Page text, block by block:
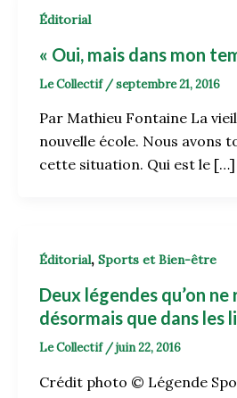
Éditorial
« Oui, mais dans mon
Le Collectif /septembre 21, 2016
Par Mathieu Fontaine La
nouvelle école. Nous avons
cette situation. Qui est le […]
Éditorial, Sports et Bien-être
Deux légendes qu’on
désormais que dans les
Le Collectif /juin 22, 2016
Crédit photo © Légende